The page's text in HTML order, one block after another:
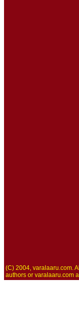
(C) 2004, varalaaru.com.
authors or varalaaru.com